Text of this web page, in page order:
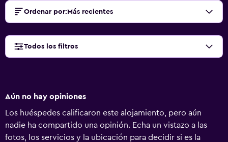
Ordenar por: Más recientes
Todos los filtros
Aún no hay opiniones
Los huéspedes calificaron este alojamiento, pero aún
nadie ha compartido una opinión. Echa un vistazo a las
fotos, los servicios y la ubicación para decidir si es la